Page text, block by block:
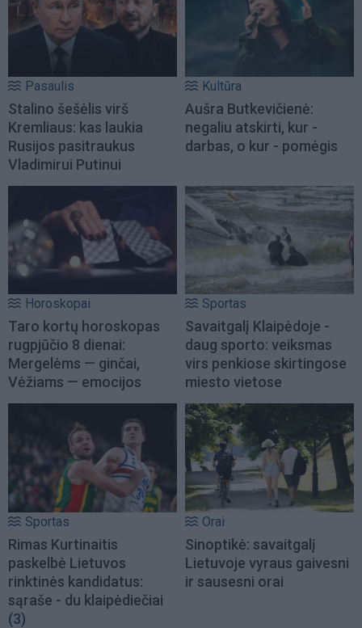
Pasaulis
Stalino šešėlis virš
Kremliaus: kas laukia
Rusijos pasitraukus
Vladimirui Putinui
Kultūra
Aušra Butkevičienė:
negaliu atskirti, kur -
darbas, o kur - pomėgis
Horoskopai
Taro kortų horoskopas
rugpjūčio 8 dienai:
Mergelėms — ginčai,
Vėžiams — emocijos
Sportas
Savaitgalį Klaipėdoje -
daug sporto: veiksmas
virs penkiose skirtingose
miesto vietose
Sportas
Rimas Kurtinaitis
paskelbė Lietuvos
rinktinės kandidatus:
sąraše - du klaipėdiečiai
(3)
Orai
Sinoptikė: savaitgalį
Lietuvoje vyraus gaivesni
ir sausesni orai